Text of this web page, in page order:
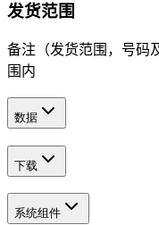
发货范围
备注（发货范围，号码
围内
数据
下载
系统组件